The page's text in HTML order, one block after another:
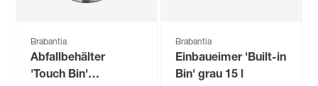
Brabantia
Abfallbehälter
'Touch Bin'
Brabantia
Einbaueimer 'Built-in
Bin' grau 15 l